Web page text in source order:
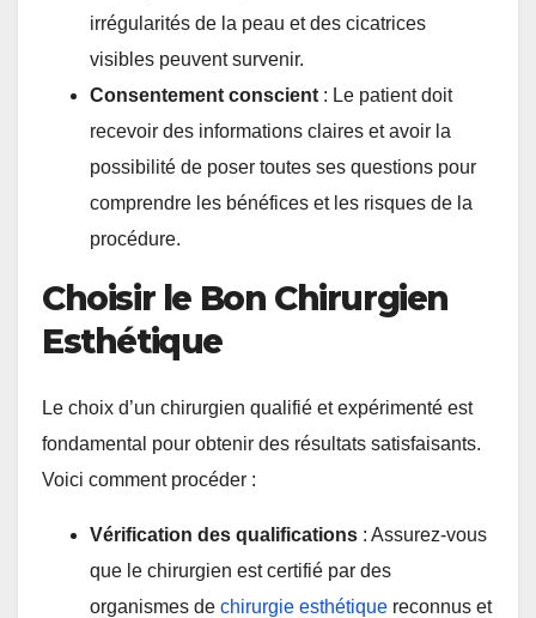
irrégularités de la peau et des cicatrices
visibles peuvent survenir.
Consentement conscient : Le patient doit
recevoir des informations claires et avoir la
possibilité de poser toutes ses questions pour
comprendre les bénéfices et les risques de la
procédure.
Choisir le Bon Chirurgien
Esthétique
Le choix d’un chirurgien qualifié et expérimenté est
fondamental pour obtenir des résultats satisfaisants.
Voici comment procéder :
Vérification des qualifications : Assurez-vous
que le chirurgien est certifié par des
organismes de chirurgie esthétique reconnus et